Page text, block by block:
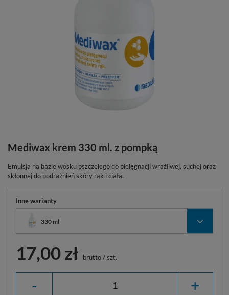
Mediwax krem 330 ml. z pompką
Emulsja na bazie wosku pszczelego do pielęgnacji wrażliwej, suchej oraz
skłonnej do podrażnień skóry rąk i ciała.
Inne warianty
330 ml
17,00 zł brutto/szt.
- +